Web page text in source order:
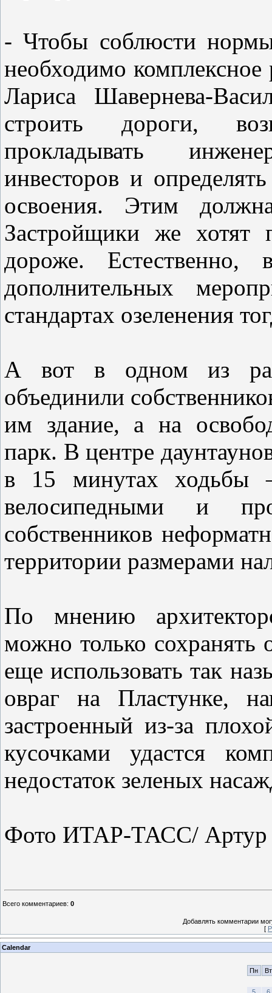
- Чтобы соблюсти
необходимо комплексное
Лариса Шавернева-
строить дороги,
прокладывать
инвесторов и
освоения. Этим
Застройщики же хотят
дороже.
дополнительных
стандартах озеленения
А вот в одном из
объединили
им здание, а на
парк. В центре
в 15 минутах ходьбы
велосипедными и
собственников
территории размерами
По мнению
можно только сохранять
еще использовать так
овраг на Пластунке,
застроенный из-за
кусочками удастся
недостаток зеленых
Фото ИТАР-ТАСС/ Артур
Всего комментариев: 0
Добавлять комментарии
[
Calendar
Пн Вт